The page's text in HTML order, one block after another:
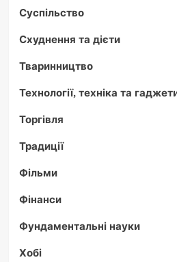
Суспільство
Схуднення та дієти
Тваринництво
Технології, техніка та
Торгівля
Традиції
Фільми
Фінанси
Фундаментальні науки
Хобі